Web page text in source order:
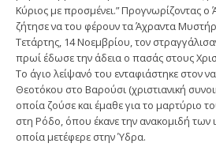
Κύριος με προσμένει.” Προγνωρίζοντας ο
ζήτησε να του φέρουν τα Άχραντα
Τετάρτης, 14 Νοεμβρίου, τον
πρωί έδωσε την άδεια ο πασάς στους
Το άγιο λείψανό του ενταφιάστηκε στον
Θεοτόκου στο Βαρούσι (χριστιανική
οποία ζούσε και έμαθε για το μαρτύριο
στη Ρόδο, όπου έκανε την ανακομιδή των
οποία μετέφερε στην Ύδρα.